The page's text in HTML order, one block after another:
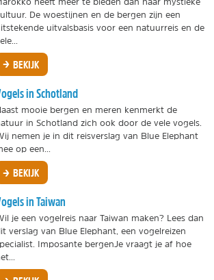
De woestijnen en de bergen zijn een
uitvalsbasis voor een natuurreis en de
BEKIJK
in Schotland
mooie bergen en meren kenmerkt de
in Schotland zich ook door de vele vogels.
nemen je in dit reisverslag van Blue Elephant
op een...
BEKIJK
in Taiwan
je een vogelreis naar Taiwan maken? Lees dan
verslag van Blue Elephant, een vogelreizen
Imposante bergenJe vraagt je af hoe